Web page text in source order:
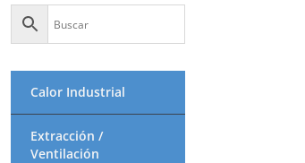
Calor Industrial
Extracción /
Ventilación